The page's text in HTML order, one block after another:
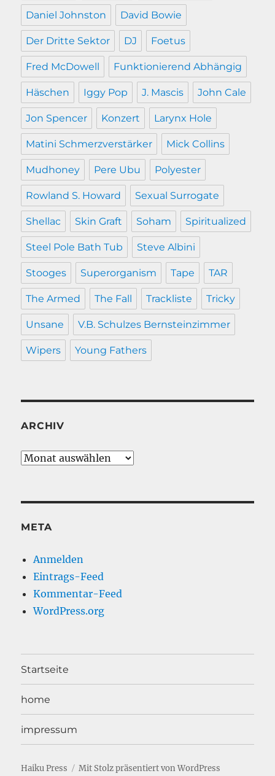
Daniel Johnston David Bowie
Der Dritte Sektor DJ Foetus
Fred McDowell Funktionierend Abhängig
Häschen Iggy Pop J. Mascis John Cale
Jon Spencer Konzert Larynx Hole
Matini Schmerzverstärker Mick Collins
Mudhoney Pere Ubu Polyester
Rowland S. Howard Sexual Surrogate
Shellac Skin Graft Soham Spiritualized
Steel Pole Bath Tub Steve Albini
Stooges Superorganism Tape TAR
The Armed The Fall Trackliste Tricky
Unsane V.B. Schulzes Bernsteinzimmer
Wipers Young Fathers
ARCHIV
Archiv
META
Anmelden
Eintrags-Feed
Kommentar-Feed
WordPress.org
Startseite
home
impressum
Haiku Press Mit Stolz präsentiert von WordPress